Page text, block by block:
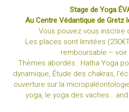
Stage de Yoga
Au Centre Védantique de Gretz
Vous pouvez vous inscrire
Les places sont limitées
remboursable – voir
Thèmes abordés : Hatha Yoga
dynamique, Étude des chakras,
ouverture sur la
yoga, le yoga des vaches…